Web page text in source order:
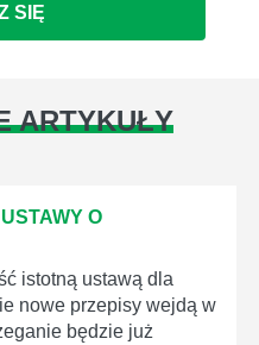
SIĘ
ARTYKUŁY
O
istotną ustawą dla
nowe przepisy wejdą w
będzie już